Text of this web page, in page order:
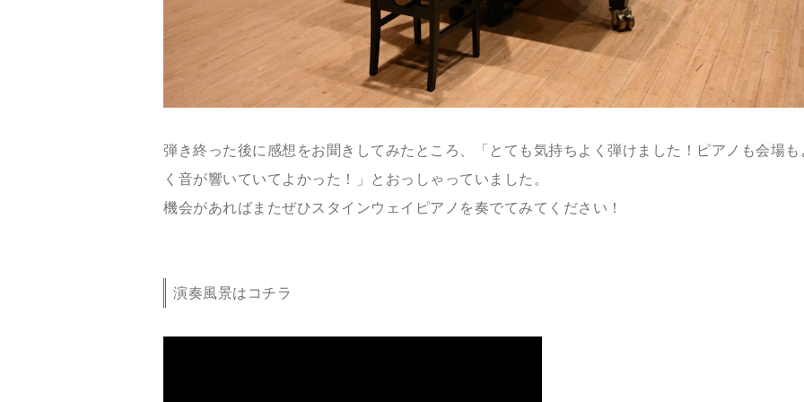
弾き終った後に感想をお聞きしてみたところ、「とても気持ちよく弾けました！ピアノも会場も
く音が響いていてよかった！」とおっしゃっていました。
機会があればまたぜひスタインウェイピアノを奏でてみてください！
演奏風景はコチラ